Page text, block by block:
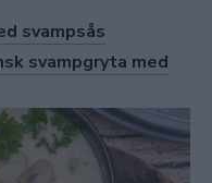
svampsås
svampgryta med